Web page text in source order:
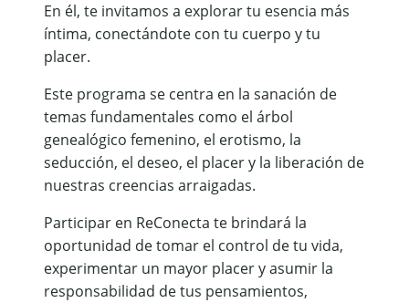
En él, te invitamos a explorar tu esencia más
íntima, conectándote con tu cuerpo y tu
placer.
Este programa se centra en la sanación de
temas fundamentales como el árbol
genealógico femenino, el erotismo, la
seducción, el deseo, el placer y la liberación de
nuestras creencias arraigadas.
Participar en ReConecta te brindará la
oportunidad de tomar el control de tu vida,
experimentar un mayor placer y asumir la
responsabilidad de tus pensamientos,